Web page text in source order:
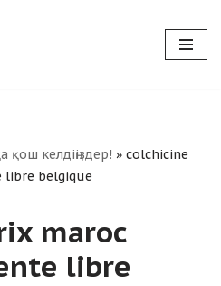
қош келдіңіздер! » colchicine
libre belgique
maroc
libre